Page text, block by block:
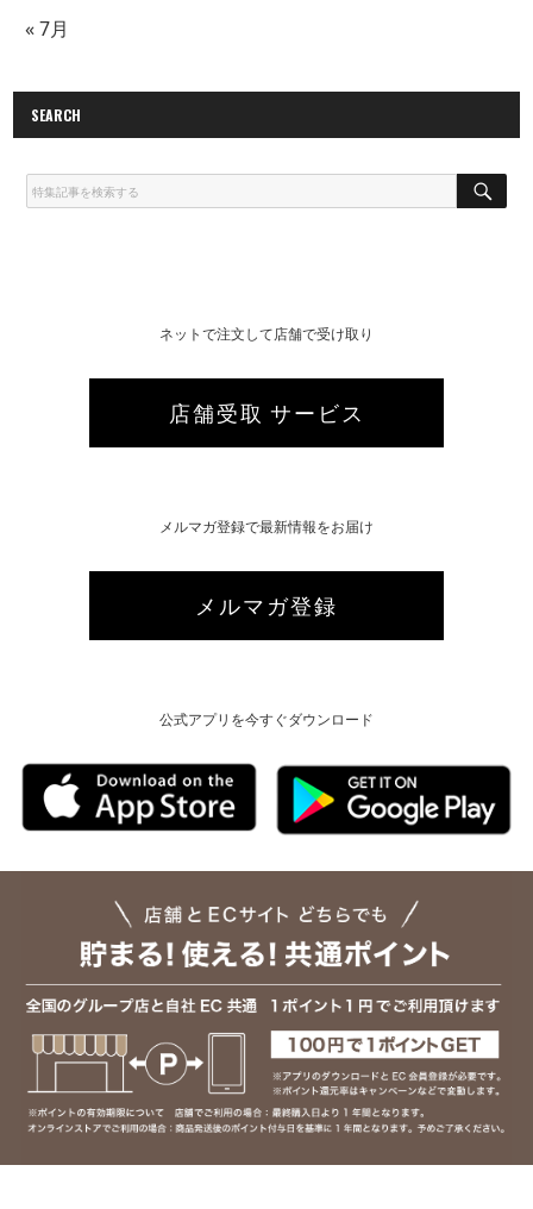
« 7月
SEARCH
S
R
ネットで注文して店舗で受け取り
店舗受取 サービス
メルマガ登録で最新情報をお届け
メルマガ登録
公式アプリを今すぐダウンロード